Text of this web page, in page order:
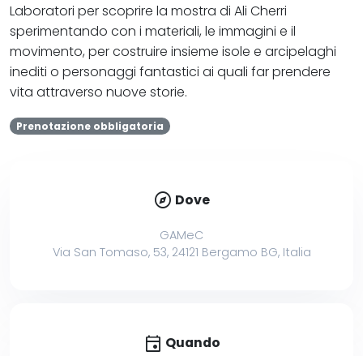
Laboratori per scoprire la mostra di Ali Cherri
sperimentando con i materiali, le immagini e il
movimento, per costruire insieme isole e arcipelaghi
inediti o personaggi fantastici ai quali far prendere
vita attraverso nuove storie.
Prenotazione obbligatoria
explore Dove
GAMeC
Via San Tomaso, 53, 24121 Bergamo BG, Italia
event Quando